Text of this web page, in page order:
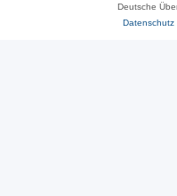
Deutsche
Datenschutz